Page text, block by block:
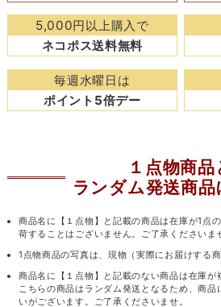
5,000円以上購入で
ネコポス送料無料
毎週水曜日は
ポイント5倍デー
１点物商品
ランダム発送商品
商品名に【１点物】と記載の商品は在庫が1点
荷することはございません。ご了承くださいま
1点物商品の写真は、現物（実際にお届けする
商品名に【１点物】と記載のない商品は在庫が
こちらの商品はランダム発送となるため、商
いがございます。ご了承くださいませ。